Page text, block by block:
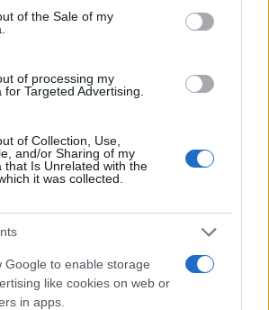
of the Sale of my
of processing my
Targeted Advertising.
of Collection, Use,
and/or Sharing of my
that Is Unrelated with the
it was collected.
Google to enable storage
like cookies on web or
in apps.
δύο ματς, δεν έχω κάνει κάτι
ό,τι έπρεπε για να κερδίσω, αλλά
θες πάρα πολύ και παίζεις με
αυτό ξεπερνάει και το
Θέλω να πω ένα μεγάλο